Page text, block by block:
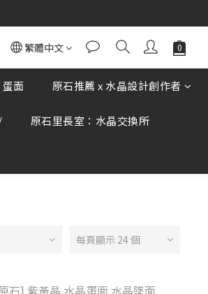
專線查證。
繁體中文
面 原石推薦 x 水晶設計創作者
原石里長室：水晶交換所
每頁顯示 24 個